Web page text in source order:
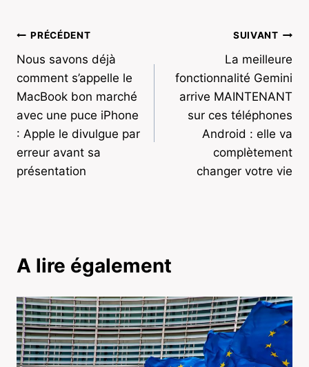
Navigation
de
l’article
PRÉCÉDENT
Nous savons déjà
comment s’appelle le
MacBook bon marché
avec une puce iPhone
: Apple le divulgue par
erreur avant sa
présentation
SUIVANT
La meilleure
fonctionnalité Gemini
arrive MAINTENANT
sur ces téléphones
Android : elle va
complètement
changer votre vie
A lire également